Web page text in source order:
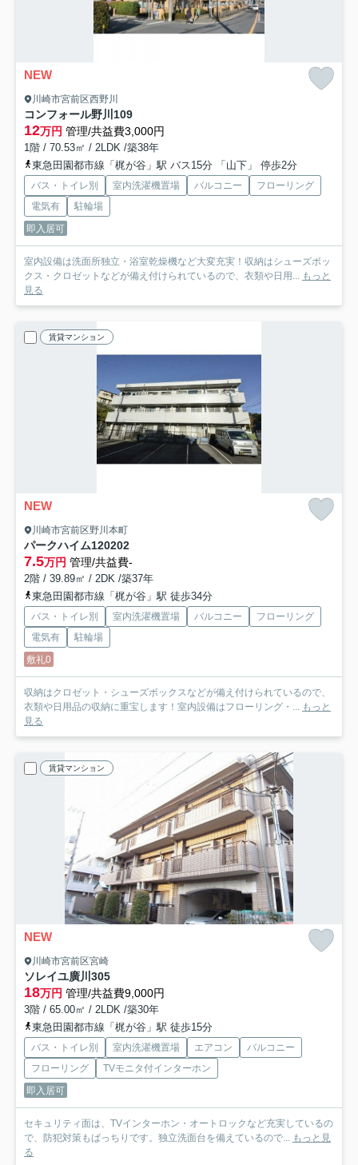
NEW
川崎市宮前区西野川
コンフォール野川 109
12万円 管理/共益費3,000円
1階 / 70.53㎡ / 2LDK /築38年
東急田園都市線「梶が谷」駅 バス15分 「山下」 停歩2分
バス・トイレ別 室内洗濯機置場 バルコニー
フローリング
電気有
駐輪場
即入居可
室内設備は洗面所独立・浴室乾燥機など大変充実！収納はシューズボッ
クス・クロゼットなどが備え付けられているので、衣類や日用...
もっと
見る
賃貸マンション
NEW
川崎市宮前区野川本町
パークハイム120202
7.5万円 管理/共益費-
2階 / 39.89㎡ / 2DK /築37年
東急田園都市線「梶が谷」駅 徒歩34分
バス・トイレ別 室内洗濯機置場 バルコニー
フローリング
電気有
駐輪場
敷礼0
収納はクロゼット・シューズボックスなどが備え付けられているので、
衣類や日用品の収納に重宝します！室内設備はフローリング・...
もっと
見る
賃貸マンション
NEW
川崎市宮前区宮崎
ソレイユ廣川 305
18万円 管理/共益費9,000円
3階 / 65.00㎡ / 2LDK /築30年
東急田園都市線「梶が谷」駅 徒歩15分
バス・トイレ別 室内洗濯機置場 エアコン
バルコニー
フローリング
TVモニタ付インターホン
即入居可
セキュリティ面は、TVインターホン・オートロックなど充実しているの
で、防犯対策もばっちりです。独立洗面台を備えているので...
もっと見
る